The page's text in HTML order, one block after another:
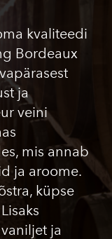
kvaliteedi
Bordeaux
ja
veini
mis annab
ja aroome.
küpse
ja